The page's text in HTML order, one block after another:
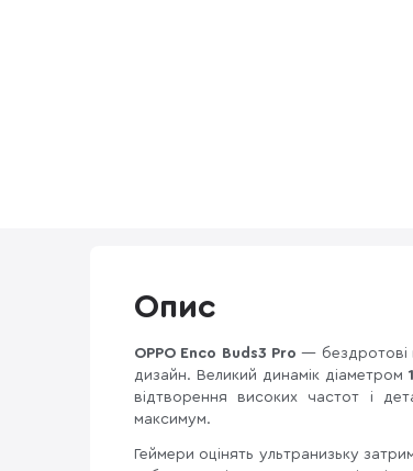
Опис
OPPO Enco Buds3 Pro — бездротові
дизайн. Великий динамік діаметром
відтворення високих частот і
максимум.
Геймери оцінять ультранизьку